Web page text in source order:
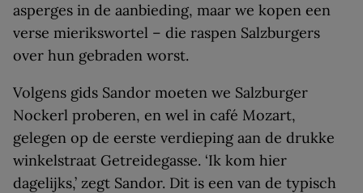
asperges in de aanbieding, maar we kopen een
verse mierikswortel – die raspen Salzburgers
over hun gebraden worst.
Volgens gids Sandor moeten we Salzburger
Nockerl proberen, en wel in café Mozart,
gelegen op de eerste verdieping aan de drukke
winkelstraat Getreidegasse. ‘Ik kom hier
dagelijks,’ zegt Sandor. Dit is een van de typisch